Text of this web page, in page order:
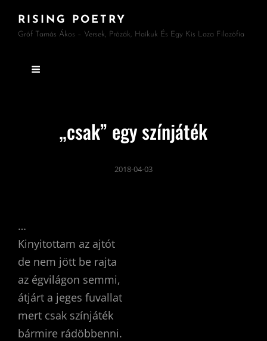
RISING POETRY
Gróf Tamás Ákos – Versek, Prózák, Haikuk És Egy Kis Laza Filozófia
„csak” egy színjáték
2018-04-03
…
Kinyitottam az ajtót
de nem jött be rajta
az égvilágon semmi,
átjárt a jeges fuvallat
mert csak színjáték
bármire rádöbbenni.